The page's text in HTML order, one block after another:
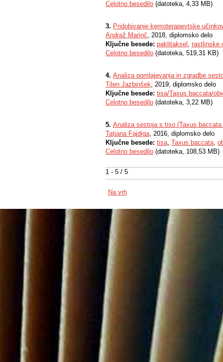
1 - 5 / 5
Celotno besedilo (datoteka, 4,33 MB)
3. Pridobivanje kemoterapevtske
Andraž Marinč, 2018, diplomsko delo
Ključne besede: paklitaksel , rastlinske
Celotno besedilo (datoteka, 519,31 KB)
4. Analiza pomlajevanja in zgradbe
Tilen Jazbinšek, 2019, diplomsko delo
Ključne besede: tisa/Taxus baccata/
Celotno besedilo (datoteka, 3,22 MB)
5. Analiza sestoja s tiso (Taxus
Tatjana Fajdiga, 2016, diplomsko delo
Ključne besede: tisa, Taxus baccata,
Celotno besedilo (datoteka, 108,53 MB)
Na vrh